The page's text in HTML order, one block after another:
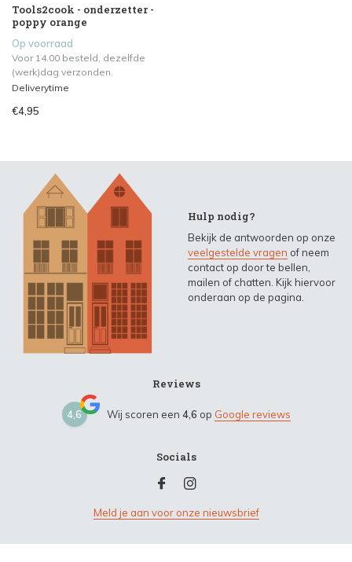
Tools2cook - onderzetter -
poppy orange
Op voorraad
Voor 14.00 besteld, dezelfde
(werk)dag verzonden.
Deliverytime
€4,95
Hulp nodig?
Bekijk de antwoorden op onze
veelgestelde vragen of neem
contact op door te bellen,
mailen of chatten. Kijk hiervoor
onderaan op de pagina.
Reviews
4,6 Wij scoren een 4,6 op Google reviews
Socials
Meld je aan voor onze nieuwsbrief